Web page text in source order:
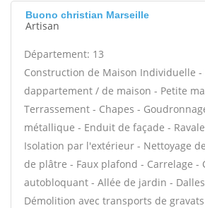
Buono christian Marseille
Artisan
Département: 13
Construction de Maison Individuelle -
dappartement / de maison - Petite
Terrassement - Chapes -
métallique - Enduit de façade -
Isolation par l'extérieur - Nettoyage
de plâtre - Faux plafond - Carrelage -
autobloquant - Allée de jardin -
Démolition avec transports de